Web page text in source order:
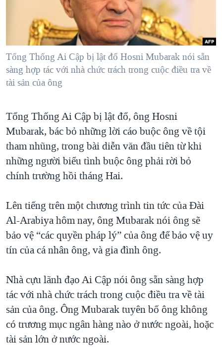
NGƯỜI VIỆT HẢI NGOẠI
ĐỜI SỐNG
KINH TẾ
KHOA HỌC
SỨC KHOẺ
THỂ THAO
GIÁO DỤC
HÀNH TRÌNH BẦU CỬ 2024
MỘT NĂM CHIẾN TRANH TẠI DẢI GAZA
GIẢI MÃ VÀNH ĐAI & CON ĐƯỜNG
NGÀY TỊ NẠN THẾ GIỚI
CHI PHÍ CHIẾN TRANH AFGHANISTAN
CÁC GIÁ TRỊ CỘNG HÒA Ở VIỆT NAM
THƯỢNG ĐỈNH TRUMP-KIM TẠI VIỆT NAM
TRỊNH VĨNH BÌNH VS. CHÍNH PHỦ VIỆT NAM
BÊN KIA QUỐC LỘ: TIẾNG VỌNG TỪ NÔNG THÔN MỸ
QUAN HỆ VIỆT MỸ
NGHE
MẠNG XÃ HỘI
Tổng Thống Ai Cập bị lật đổ Hosni Mubarak nói sẵn
sàng hợp tác với nhà chức trách trong cuộc điều tra về
tài sản của ông
Tổng Thống Ai Cập bị lật đổ, ông Hosni
Mubarak, bác bỏ những lời cáo buộc ông về tội
tham nhũng, trong bài diễn văn đầu tiên từ khi
những người biểu tình buộc ông phải rời bỏ
chính trường hồi tháng Hai.
Lên tiếng trên một chương trình tin tức của Đài
Al-Arabiya hôm nay, ông Mubarak nói ông sẽ
bảo vệ “các quyền pháp lý” của ông để bảo vệ uy
tín của cá nhân ông, và gia đình ông.
Nhà cựu lãnh đạo Ai Cập nói ông sẵn sàng hợp
tác với nhà chức trách trong cuộc điều tra về tài
sản của ông. Ông Mubarak tuyên bố ông không
có trương mục ngân hàng nào ở nước ngoài, hoặc
tài sản lớn ở nước ngoài.